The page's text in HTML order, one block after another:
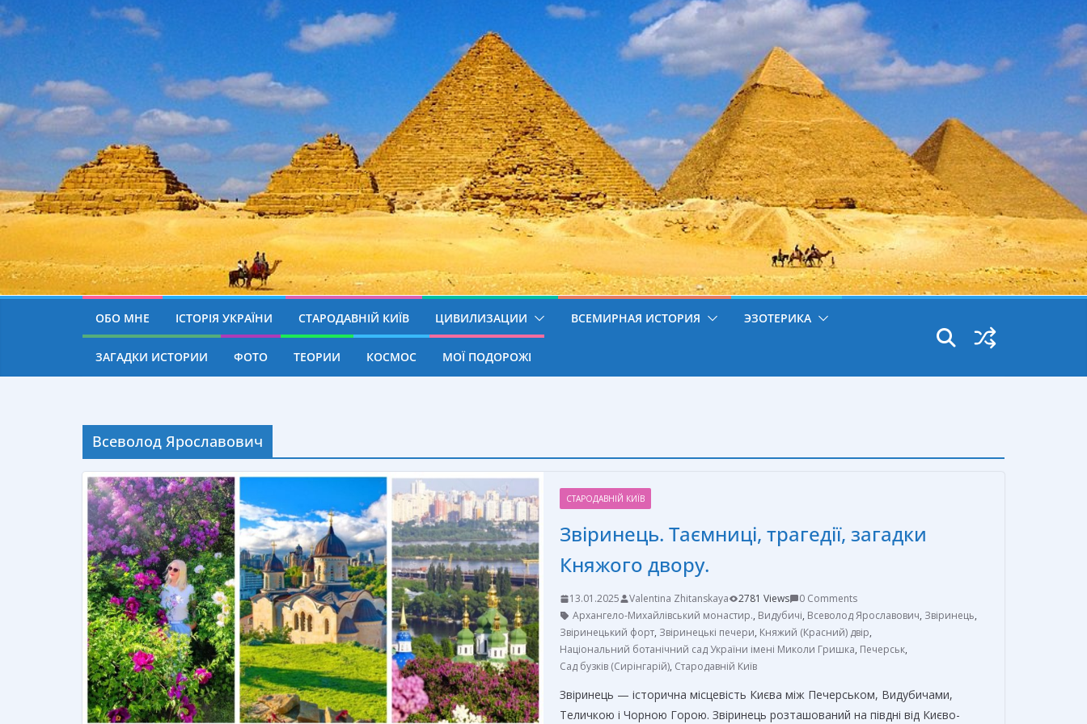
ОБО МНЕ ІСТОРІЯ УКРАЇНИ СТАРОДАВНІЙ КИЇВ ЦИВИЛИЗАЦИИ ВСЕМИРНАЯ ИСТОРИЯ ЭЗОТЕРИКА
ЗАГАДКИ ИСТОРИИ ФОТО ТЕОРИИ КОСМОС МОЇ ПОДОРОЖІ
Всеволод Ярославович
СТАРОДАВНІЙ КИЇВ
Звіринець. Таємниці, трагедії, загадки
Княжого двору.
13.01.2025 Valentina Zhitanskaya 2781 Views
0 Comments
Архангело-Михайлівський монастир., Видубичі, Всеволод Ярославович, Звіринець,
Звіринецький форт, Звіринецькі печери, Княжий (Красний) двір,
Національний ботанічний сад України імені Миколи Гришка, Печерськ,
Сад бузків (Сирінгарій), Стародавній Київ
Звіринець — історична місцевість Києва між Печерськом, Видубичами,
Теличкою і Чорною Горою. Звіринець розташований на півдні від Києво-